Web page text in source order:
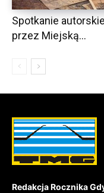
Spotkanie
przez Miejską...
Redakcja Rocznika